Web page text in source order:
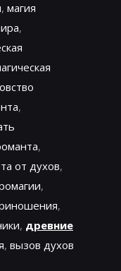
, магия
,
,
,
от духов,
,
,
, древние
, вызов духов